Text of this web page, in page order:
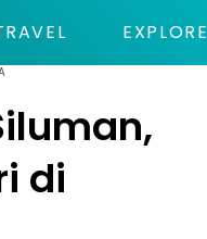
EXPLORE
di